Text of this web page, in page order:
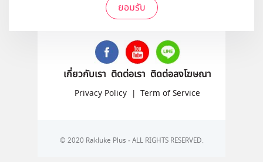
ยอมรับ
ติดตามเราได้ที่
เกี่ยวกับเรา ติดต่อเรา ติดต่อลงโฆษณา
Privacy Policy | Term of Service
© 2020 Rakluke Plus - ALL RIGHTS RESERVED.